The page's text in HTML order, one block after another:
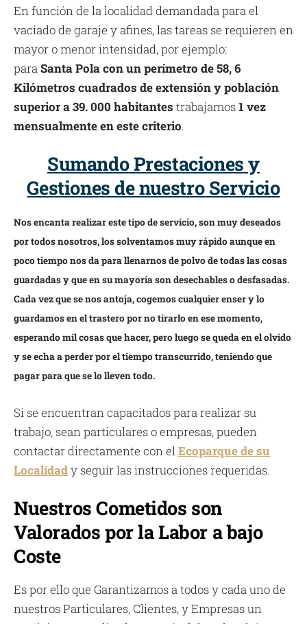
En función de la localidad demandada para el
vaciado de garaje y afines, las tareas se requieren en
mayor o menor intensidad, por ejemplo:
paraSanta Pola con un perímetro de 58, 6
Kilómetros cuadrados de extensión y población
superior a 39. 000 habitantes trabajamos1 vez
mensualmente en este criterio.
Sumando Prestaciones y
Gestiones de nuestro Servicio
Nos encanta realizar este tipo de servicio, son muy deseados
por todos nosotros, los solventamos muy rápido aunque en
poco tiempo nos da para llenarnos de polvo de todas las cosas
guardadas y que en su mayoría son desechables o desfasadas.
Cada vez que se nos antoja, cogemos cualquier enser y lo
guardamos en el trastero por no tirarlo en ese momento,
esperando mil cosas que hacer, pero luego se queda en el olvido
y se echa a perder por el tiempo transcurrido, teniendo que
pagar para que se lo lleven todo.
Si se encuentran capacitados para realizar su
trabajo, sean particulares o empresas, pueden
contactar directamente con elEcoparque de su
Localidady seguir las instrucciones requeridas.
Nuestros Cometidos son
Valorados por la Labor a bajo
Coste
Es por ello que Garantizamos a todos y cada uno de
nuestros Particulares, Clientes, y Empresas un